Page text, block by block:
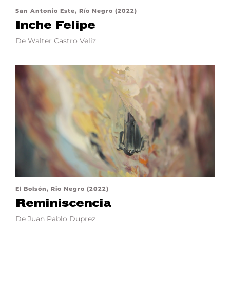
San Antonio Este, Río Negro (2022)
Inche Felipe
De Walter Castro Veliz
El Bolsón, Rio Negro (2022)
Reminiscencia
De Juan Pablo Duprez